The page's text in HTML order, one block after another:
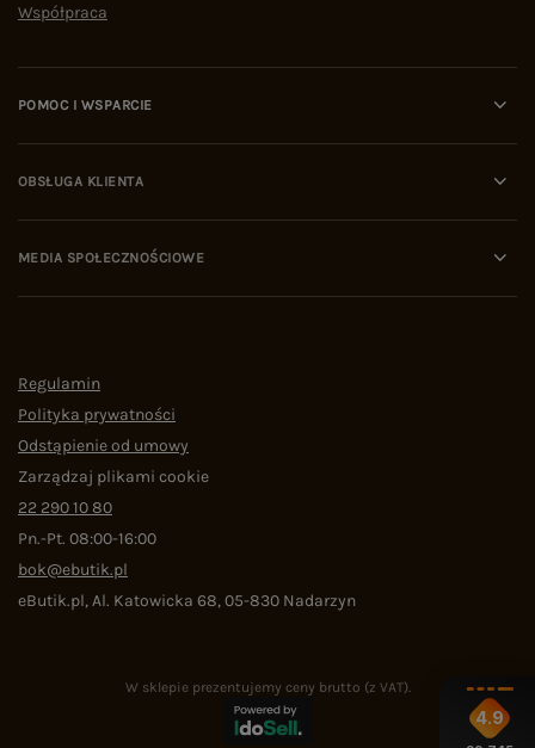
Współpraca
POMOC I WSPARCIE
OBSŁUGA KLIENTA
MEDIA SPOŁECZNOŚCIOWE
Regulamin
Polityka prywatności
Odstąpienie od umowy
Zarządzaj plikami cookie
22 290 10 80
Pn.-Pt. 08:00-16:00
bok@ebutik.pl
eButik.pl,Al. Katowicka 68,05-830 Nadarzyn
W sklepie prezentujemy ceny brutto (z VAT).
4.9